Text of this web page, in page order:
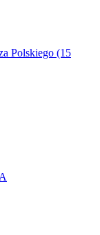
Polskiego (15